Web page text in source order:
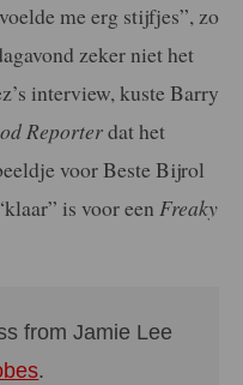
me erg stijfjes”, zo
zeker niet het
interview, kuste Barry
Reporterdat het
voor Beste Bijrol
is voor een Freaky
from Jamie Lee
.